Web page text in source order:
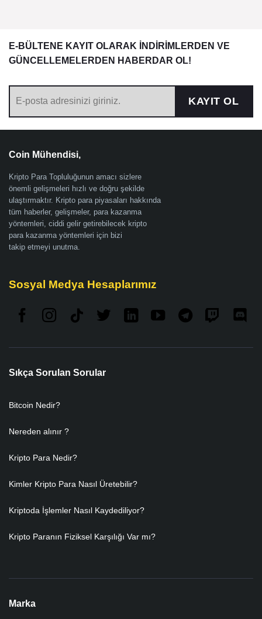
E-BÜLTENE KAYIT OLARAK İNDİRİMLERDEN VE
GÜNCELLEMELERDEN HABERDAR OL!
KAYIT OL
Coin Mühendisi,
Kripto Para Topluluğunun amacı sizlere
önemli gelişmeleri hızlı ve doğru şekilde
ulaştırmaktır. Kripto para piyasaları hakkında
tüm haberler, gelişmeler, para kazanma
yöntemleri, ciddi gelir getirebilecek kripto
para kazanma yöntemleri için bizi
takip etmeyi unutma.
Sosyal Medya Hesaplarımız
Sıkça Sorulan Sorular
Bitcoin Nedir?
Nereden alınır ?
Kripto Para Nedir?
Kimler Kripto Para Nasıl Üretebilir?
Kriptoda İşlemler Nasıl Kaydediliyor?
Kripto Paranın Fiziksel Karşılığı Var mı?
Marka